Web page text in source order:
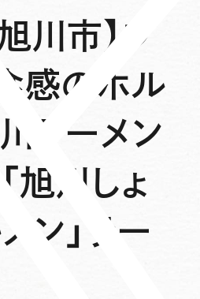
川市】プ
感のホル
ラーメン
旭川しょ
ン」ラー